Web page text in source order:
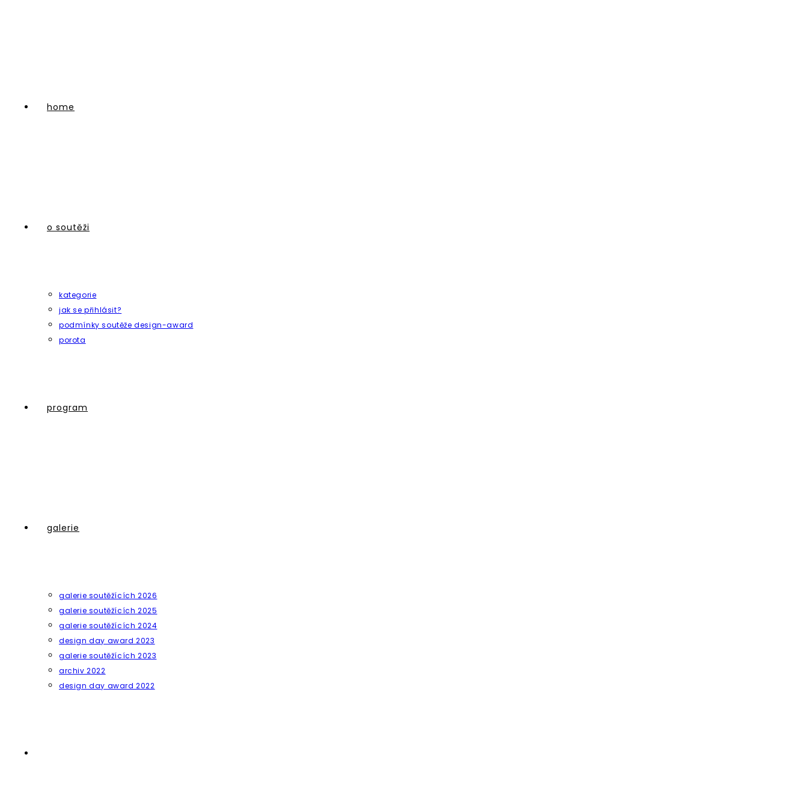
home
o soutěži
kategorie
jak se přihlásit?
podmínky soutěže design-award
porota
program
galerie
galerie soutěžících 2026
galerie soutěžících 2025
galerie soutěžících 2024
design day award 2023
galerie soutěžících 2023
archiv 2022
design day award 2022